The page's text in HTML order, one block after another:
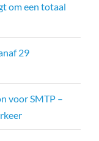
om een totaal
29
voor SMTP –